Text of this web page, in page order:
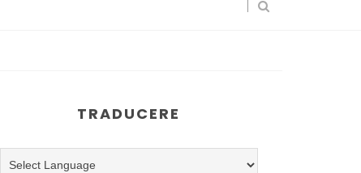
TRADUCERE